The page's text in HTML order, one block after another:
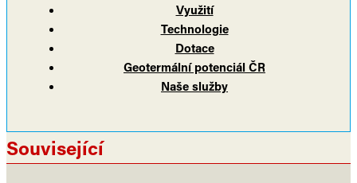
Využití
Technologie
Dotace
Geotermální potenciál ČR
Naše služby
Související